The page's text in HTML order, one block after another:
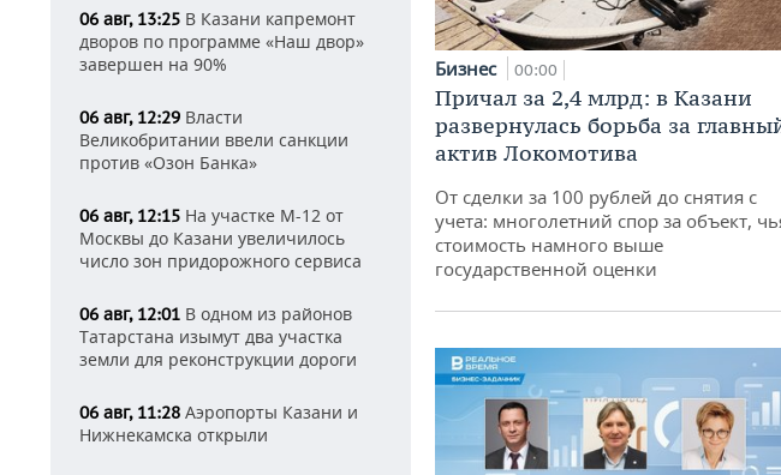
06 авг, 13:25 В Казани капремонт
дворов по программе «Наш двор»
завершен на 90%
06 авг, 12:29 Власти
Великобритании ввели санкции
против «Озон Банка»
06 авг, 12:15 На участке М-12 от
Москвы до Казани увеличилось
число зон придорожного сервиса
06 авг, 12:01 В одном из районов
Татарстана изымут два участка
земли для реконструкции дороги
06 авг, 11:28 Аэропорты Казани и
Нижнекамска открыли
Бизнес 00:00
Причал за 2,4 млрд: в Казани
развернулась борьба за
актив Локомотива
От сделки за 100 рублей до снятия с
учета: многолетний спор за объект,
стоимость намного выше
государственной оценки